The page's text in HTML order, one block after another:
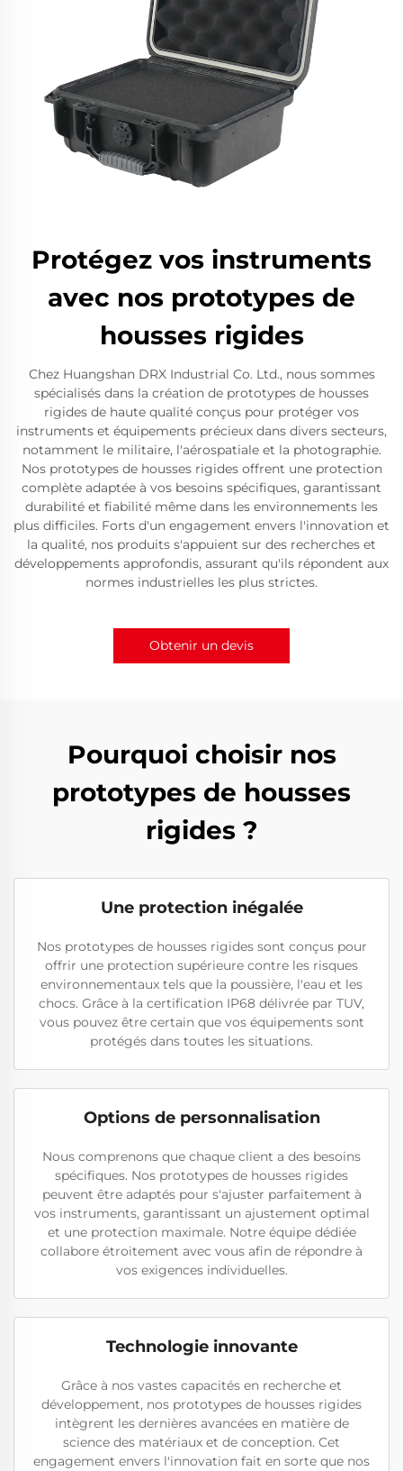
Protégez vos instruments
avec nos prototypes de
housses rigides
Chez Huangshan DRX Industrial Co. Ltd., nous sommes
spécialisés dans la création de prototypes de housses
rigides de haute qualité conçus pour protéger vos
instruments et équipements précieux dans divers secteurs,
notamment le militaire, l'aérospatiale et la photographie.
Nos prototypes de housses rigides offrent une protection
complète adaptée à vos besoins spécifiques, garantissant
durabilité et fiabilité même dans les environnements les
plus difficiles. Forts d'un engagement envers l'innovation et
la qualité, nos produits s'appuient sur des recherches et
développements approfondis, assurant qu'ils répondent aux
normes industrielles les plus strictes.
Obtenir un devis
Pourquoi choisir nos
prototypes de housses
rigides ?
Une protection inégalée
Nos prototypes de housses rigides sont conçus pour
offrir une protection supérieure contre les risques
environnementaux tels que la poussière, l'eau et les
chocs. Grâce à la certification IP68 délivrée par TUV,
vous pouvez être certain que vos équipements sont
protégés dans toutes les situations.
Options de personnalisation
Nous comprenons que chaque client a des besoins
spécifiques. Nos prototypes de housses rigides
peuvent être adaptés pour s'ajuster parfaitement à
vos instruments, garantissant un ajustement optimal
et une protection maximale. Notre équipe dédiée
collabore étroitement avec vous afin de répondre à
vos exigences individuelles.
Technologie innovante
Grâce à nos vastes capacités en recherche et
développement, nos prototypes de housses rigides
intègrent les dernières avancées en matière de
science des matériaux et de conception. Cet
engagement envers l'innovation fait en sorte que nos